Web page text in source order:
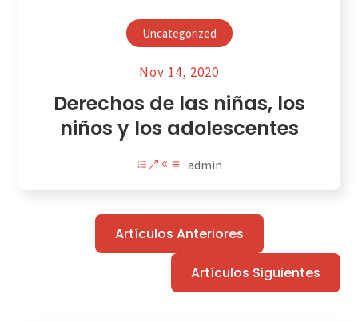
Uncategorized
Nov 14, 2020
Derechos de las niñas, los
niños y los adolescentes
admin
Artículos Anteriores
Artículos Siguientes